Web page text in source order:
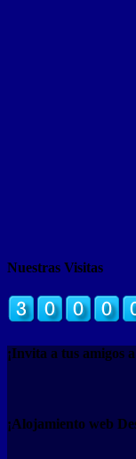
Nuestras Visitas
¡Invita a tus amigos
¡Alojamiento web